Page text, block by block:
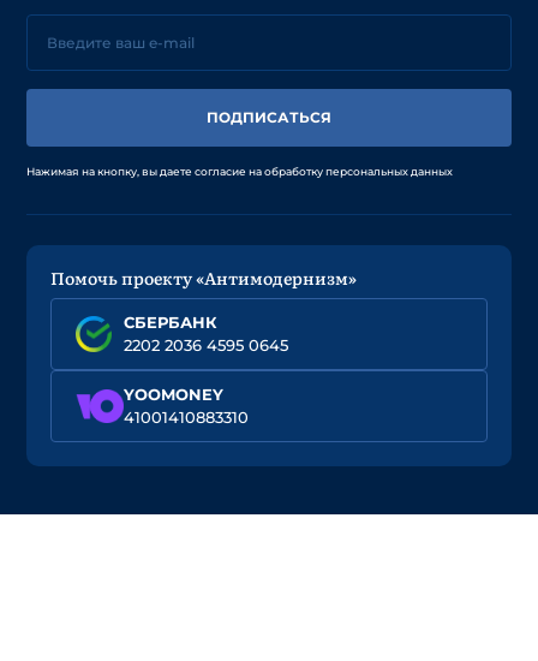
ПОДПИСАТЬСЯ
Нажимая на кнопку, вы даете согласие на обработку персональных данных
Помочь проекту «Антимодернизм»
СБЕРБАНК
2202 2036 4595 0645
YOOMONEY
41001410883310